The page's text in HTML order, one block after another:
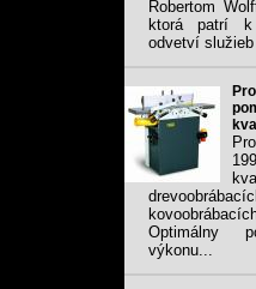
Robertom
ktorá patrí k
odvetví služieb
Optimálny
výkonu...